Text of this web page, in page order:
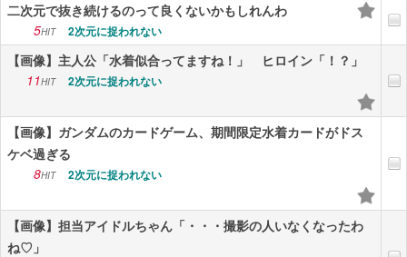
二次元で抜き続けるのって良くないかもしれんわ
5HIT 2次元に捉われない
【画像】主人公「水着似合ってますね！」 ヒロイン「！？」
11HIT 2次元に捉われない
【画像】ガンダムのカードゲーム、期間限定水着カードがドス
ケベ過ぎる
8HIT 2次元に捉われない
【画像】担当アイドルちゃん「・・・撮影の人いなくなったわ
ね♡」